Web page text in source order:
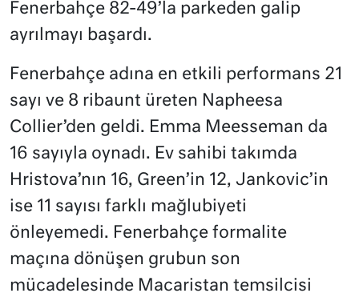
Fenerbahçe 82-49’la parkeden galip
ayrılmayı başardı.
Fenerbahçe adına en etkili performans 21
sayı ve 8 ribaunt üreten Napheesa
Collier’den geldi. Emma Meesseman da
16 sayıyla oynadı. Ev sahibi takımda
Hristova’nın 16, Green’in 12, Jankovic’in
ise 11 sayısı farklı mağlubiyeti
önleyemedi. Fenerbahçe formalite
maçına dönüşen grubun son
mücadelesinde Macaristan temsilcisi